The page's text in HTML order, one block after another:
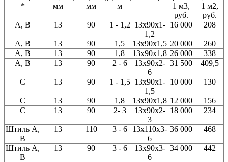
*
мм
мм
м
1 м3,
руб.
1 м2,
руб.
A, В
13 90 1 - 1,2 13x90x1-
1,2
16 000 208
A, В 13 90 1,5 13x90x1,5 20 000
260
A, В
13 90 1,8 13x90x1,8 26 000
338
A, В
13 90 2 - 6
13x90x2-
6
31 500 409,5
C 13 90 1 - 1,5 13x90x1-
1,5
10 000 130
С 13 90 1,8 13x90x1,8 12 000
156
C
13 90 2- 3
13x90x2-
3
18 000 234
Штиль A,
В
13 110 3 - 6
13x110x3-
6
36 000 468
Штиль A,
В
13 90 3 - 6
13x90x3-
6
34 000 442